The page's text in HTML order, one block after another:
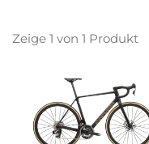
Zeige 1 von 1 Produkt